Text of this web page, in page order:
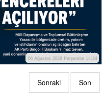
06 Ağustos 2026 Perşembe 14:34
Sonraki Son